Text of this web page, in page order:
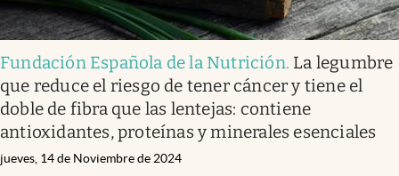
Fundación Española de la Nutrición. La legumbre
que reduce el riesgo de tener cáncer y tiene el
doble de fibra que las lentejas: contiene
antioxidantes, proteínas y minerales esenciales
jueves, 14 de Noviembre de 2024